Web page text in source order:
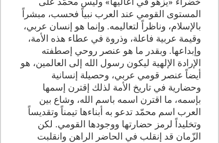
المستوى القومي عند العرب نبياً فحسب، مبشراً
بالإسلام، وناظراً لتعاليمه. وإنما هو إنسان عربي،
وقيمة عربية فاعلة، وذروة في عطاء هذه الأمة،
وإبداعها. وبقدر ما هو عنصر روحي إصطفته
الإرادة الإلهية ليكون رسول الله إلى العالمين، هو
أيضاً عنصر قومي عربي، وحصيلة إنسانية
وحضارية في تاريخ الأمة لذلك إقترن إسمها
بإسمه، ما اقترن اسمه باسم الله، وشاع بين
العرب اسم محمّد تدعو به أبناءها تيمناً وتقديساً
وتخليداً لرمز حضارتها ووجودها القومي. لكن
الزّمان قد إنقلب في الحاضر الراهن وانقلبت